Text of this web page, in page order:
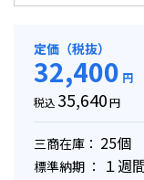
定価（税抜）
32,400 円
税込 35,640円
三商在庫： 25個
標準納期 ： １週